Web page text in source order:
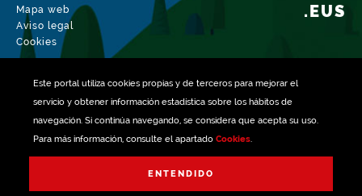
Este portal utiliza cookiespropias y de terceros para mejorar el
servicio y obtener información estadística sobre los hábitos de
navegación. Si continúa navegando, se considera que acepta su uso.
Para más información, consulte el apartado Cookies.
ENTENDIDO
Mapa web
Aviso legal
Cookies
.EUS